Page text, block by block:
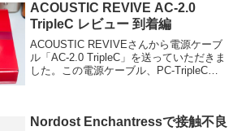
ACOUSTIC REVIVE AC-2.0
TripleC レビュー 到着編
ACOUSTIC REVIVEさんから電源ケーブ
ル「AC-2.0 TripleC」を送っていただきま
した。この電源ケーブル、PC-TripleCを
Nordost Enchantressで接触不良